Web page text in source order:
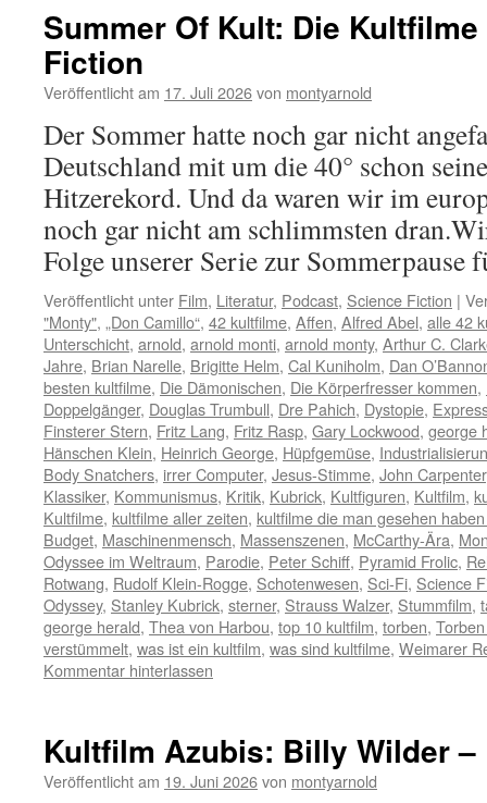
Summer Of Kult: Die
Fiction
Veröffentlicht am 17. Juli 2026von montyarnold
Der Sommer hatte noch gar nicht
Deutschland mit um die 40° schon
Hitzerekord. Und da waren wir im
noch gar nicht am schlimmsten
Folge unserer Serie zur
Veröffentlicht unter Film, Literatur, Podcast, Science Fiction |
"Monty", „Don Camillo“, 42 kultfilme, Affen, Alfred Abel, alle 42
Unterschicht, arnold, arnold monti, arnold monty, Arthur C.
Jahre, Brian Narelle, Brigitte Helm, Cal Kuniholm, Dan
besten kultfilme, Die Dämonischen, Die Körperfresser kommen,
Doppelgänger, Douglas Trumbull, Dre Pahich, Dystopie,
Finsterer Stern, Fritz Lang, Fritz Rasp, Gary Lockwood, george
Hänschen Klein, Heinrich George, Hüpfgemüse,
Body Snatchers, irrer Computer, Jesus-Stimme, John Carpenter
Klassiker, Kommunismus, Kritik, Kubrick, Kultfiguren, Kultfilm,
Kultfilme, kultfilme aller zeiten, kultfilme die man gesehen
Budget, Maschinenmensch, Massenszenen, McCarthy-Ära,
Odyssee im Weltraum, Parodie, Peter Schiff, Pyramid Frolic,
Rotwang, Rudolf Klein-Rogge, Schotenwesen, Sci-Fi, Science
Odyssey, Stanley Kubrick, sterner, Strauss Walzer, Stummfilm,
george herald, Thea von Harbou, top 10 kultfilm, torben,
verstümmelt, was ist ein kultfilm, was sind kultfilme, Weimarer
Kommentar hinterlassen
Kultfilm Azubis: Billy Wilder –
Veröffentlicht am 19. Juni 2026von montyarnold